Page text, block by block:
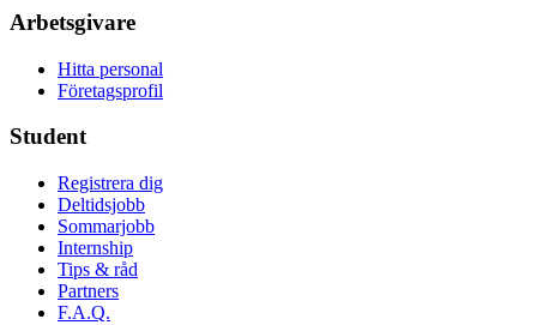
Arbetsgivare
Hitta personal
Företagsprofil
Student
Registrera dig
Deltidsjobb
Sommarjobb
Internship
Tips & råd
Partners
F.A.Q.